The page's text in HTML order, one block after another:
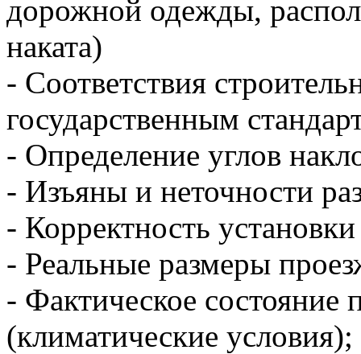
дорожной одежды,
наката)
- Соответствия
государственным
- Определение углов
- Изъяны и неточности
- Корректность
- Реальные размеры
- Фактическое состояние
(климатические условия);